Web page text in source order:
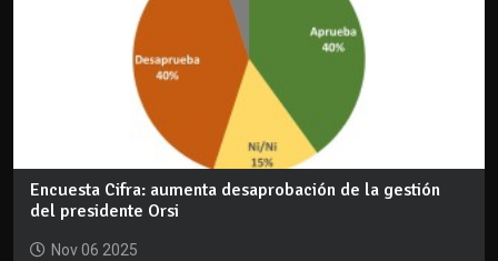
Encuesta Cifra: aumenta desaprobación de la gestión
del presidente Orsi
Nov 06 2025